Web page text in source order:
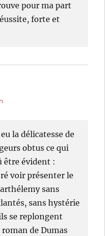
pour ma part
forte et
la délicatesse de
obtus ce qui
être évident :
voir présenter le
sans
sans hystérie
se replongent
de Dumas